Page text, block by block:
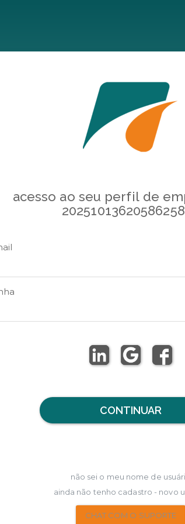
acesso ao seu perfil de empregador?
CONTINUAR
não sei o meu nome de
ainda não tenho cadastro - novo
CHAT COM O SUPORTE